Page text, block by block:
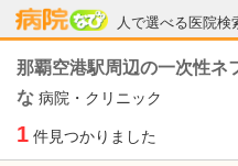
人で選べる医院検
病院なび
那覇空港駅周辺の一次性ネ
な 病院・クリニック
1 件見つかりました